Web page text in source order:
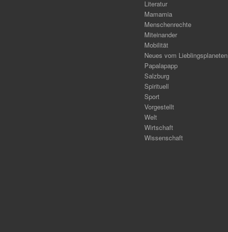
Literatur
Mamamia
Menschenrechte
Miteinander
Mobilität
Neues vom Lieblingsplaneten
Papalapapp
Salzburg
Spirituell
Sport
Vorgestellt
Welt
Wirtschaft
Wissenschaft